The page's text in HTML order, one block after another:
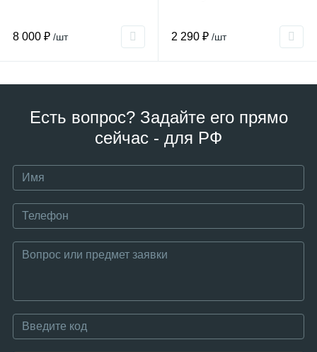
8 000 ₽ /шт 2 290 ₽ /шт
Есть вопрос? Задайте его прямо
сейчас - для РФ